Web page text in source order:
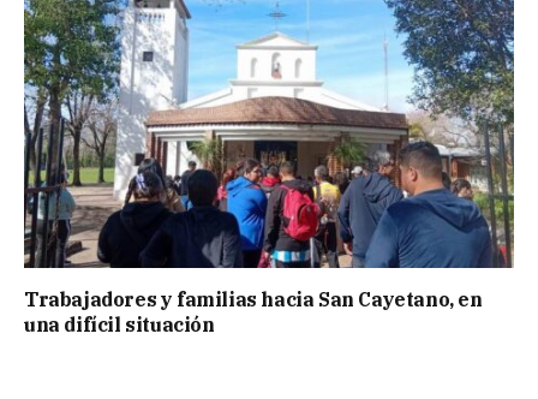
Trabajadores y familias hacia San Cayetano, en
una difícil situación